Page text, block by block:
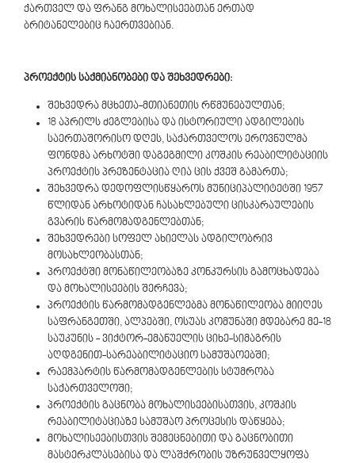
ქართველ და ფრანგ მოხალისეებთან ერთად
ბრიტანელებიც ჩაერთვებიან.
პროექტის საქმიანობები და შეხვედრები:
შეხვედრა მცხეთა-მთიანეთის რწმუნებულთან;
18 აპრილს ძეგლებისა და ისტორიული ადგილების
საერთაშორისო დღეს, საქართველოს ეროვნულმა
ფონდმა არხოტში დაგეგმილი კოშკის რეაბილიტაციის
პროექტის პრეზენტაცია ღია ცის ქვეშ გამართა;
შეხვედრა დედოფლისწყაროს მუნიციპალიტეტში 1957
წლიდან არხოტიდან ჩასახლებული ცისკარაულების
გვარის წარმომადგენლებთან;
შეხვედრები სოფელ ახიელას ადგილობრივ
მოსახლეობასთან;
პროექტში მონაწილეობაზე კონკურსის გამოცხადება
და მოხალისეების შერჩევა;
პროექტის წარმომადგენლებმა მონაწილეობა მიიღეს
საფრანგეთში, ალპებში, ოსუას კომუნაში მდებარე მე-18
საუკუნის - ვიქტორ-ემანუელის ციხე-სიმაგრის
აღდგენით-სარეაბილიტაციო სამუშაოებში;
რაემპარტის წარმომადგენლების სტუმრობა
საქართველოში;
პროექტის გაცნობა მოხალისეებისათვის, კოშკის
რეაბილიტაციაზე სამუშაო პროცესის დაწყება;
მოხალისეებისთვის შემეცნებითი და გაცნობითი
მასტერკლასებისა და ლაშქრობის უზრუნველყოფა